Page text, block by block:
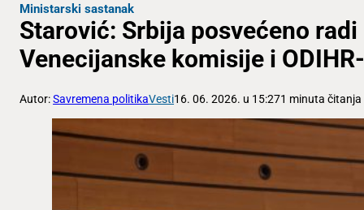
Ministarski sastanak
Starović: Srbija posvećeno
Venecijanske komisije i
Autor:Savremena politikaVesti16. 06. 2026. u 15:271 minuta čitanja